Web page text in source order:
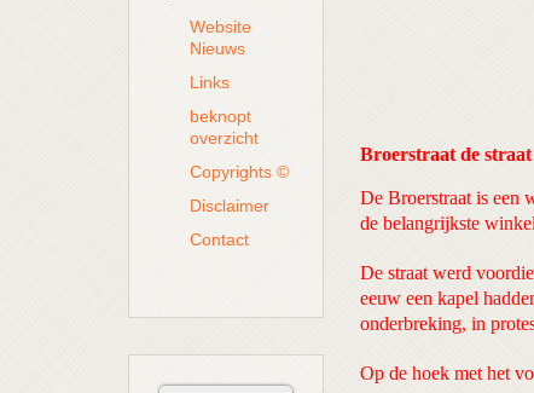
Website
Nieuws
Links
beknopt
overzicht
Copyrights ©
Disclaimer
Contact
Broerstraat de
De Broerstraat is een
de belangrijkste
De straat werd
eeuw een kapel
onderbreking, in
Op de hoek met het